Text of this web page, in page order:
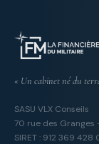
« Un cabinet né du
SASU VLX Conseils
70 rue des
SIRET : 912 369